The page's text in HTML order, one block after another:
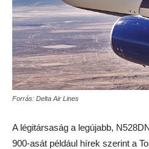
Forrás: Delta Air Lines
A légitársaság a legújabb,
900-asát például hírek szerint a